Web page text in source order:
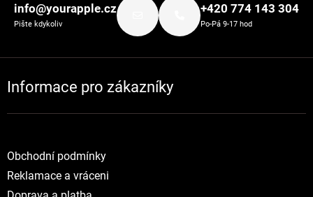
info@yourapple.cz
Pište kdykoliv
+420 774 143 304
Po-Pá 9-17 hod
Informace pro zákazníky
Obchodní podmínky
Reklamace a vráceni